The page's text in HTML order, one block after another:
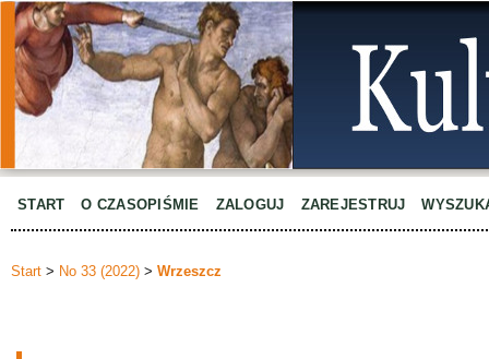
START O CZASOPIŚMIE ZALOGUJ ZAREJESTRUJ
Start > No 33 (2022) > Wrzeszcz